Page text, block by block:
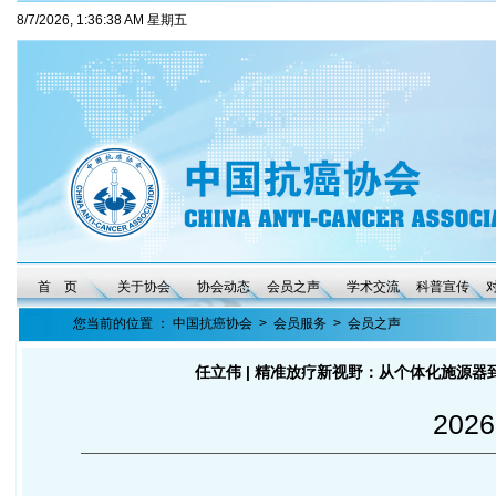
8/7/2026, 1:36:39 AM 星期五
首 页 关于协会 协会动态 会员之声 学术交流 科普宣传
您当前的位置 ： 中国抗癌协会 > 会员服务 > 会员之声
任立伟 | 精准放疗新视野：从个体化施源